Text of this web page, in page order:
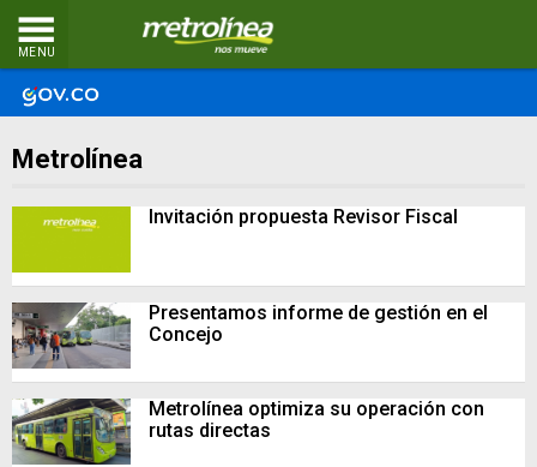
MENU
Metrolínea
Invitación propuesta Revisor Fiscal
Presentamos informe de gestión en el
Concejo
Metrolínea optimiza su operación con
rutas directas